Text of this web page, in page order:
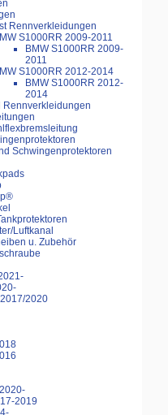
Rennverkleidungen
S1000RR 2009-2011
BMW S1000RR 2009-
2011
S1000RR 2012-2014
BMW S1000RR 2012-
2014
Rennverkleidungen
Schwingenprotektoren
Luftkanal
u. Zubehör
2020
2019